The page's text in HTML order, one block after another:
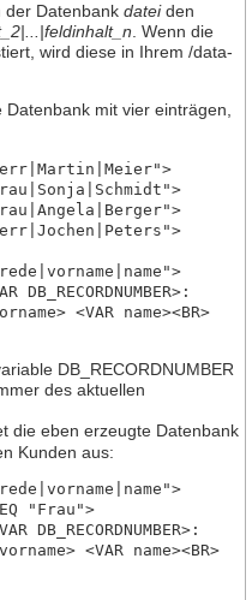
der Datenbank dateiden
. Wenn die
wird diese in Ihrem /data-
mit vier einträgen,
DB_RECORDNUMBER>:
<VAR name><BR>
DB_RECORDNUMBER
des aktuellen
die eben erzeugte Datenbank
Kunden aus:
"Frau">
DB_RECORDNUMBER>:
<VAR name><BR>